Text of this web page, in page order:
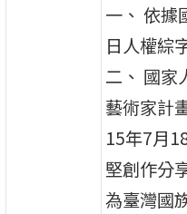
一、 依據
日人權綜
二、 國家
藝術家計
15年7月
堅創作分
為臺灣國